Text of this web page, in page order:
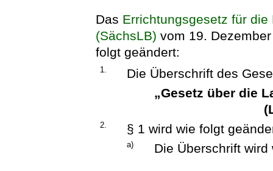
Das Errichtungsgesetz für
(SächsLB) vom 19.
folgt geändert:
1.
Die Überschrift des
„Gesetz über die
2. § 1 wird wie folgt
a) Die Überschrift